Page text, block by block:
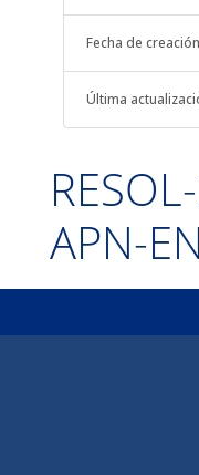
Fecha de creación
Última
APN-